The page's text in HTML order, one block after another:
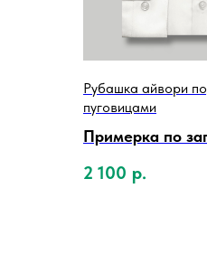
Рубашка айвори
пуговицами
Примерка по
2 100 р.